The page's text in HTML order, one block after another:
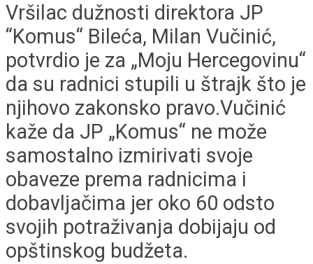
Vršilac dužnosti direktora JP
“Komus“ Bileća, Milan Vučinić,
potvrdio je za „Moju Hercegovinu“
da su radnici stupili u štrajk što je
njihovo zakonsko pravo.Vučinić
kaže da JP „Komus“ ne može
samostalno izmirivati svoje
obaveze prema radnicima i
dobavljačima jer oko 60 odsto
svojih potraživanja dobijaju od
opštinskog budžeta.